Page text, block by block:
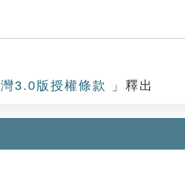
3.0版授權條款 」釋出